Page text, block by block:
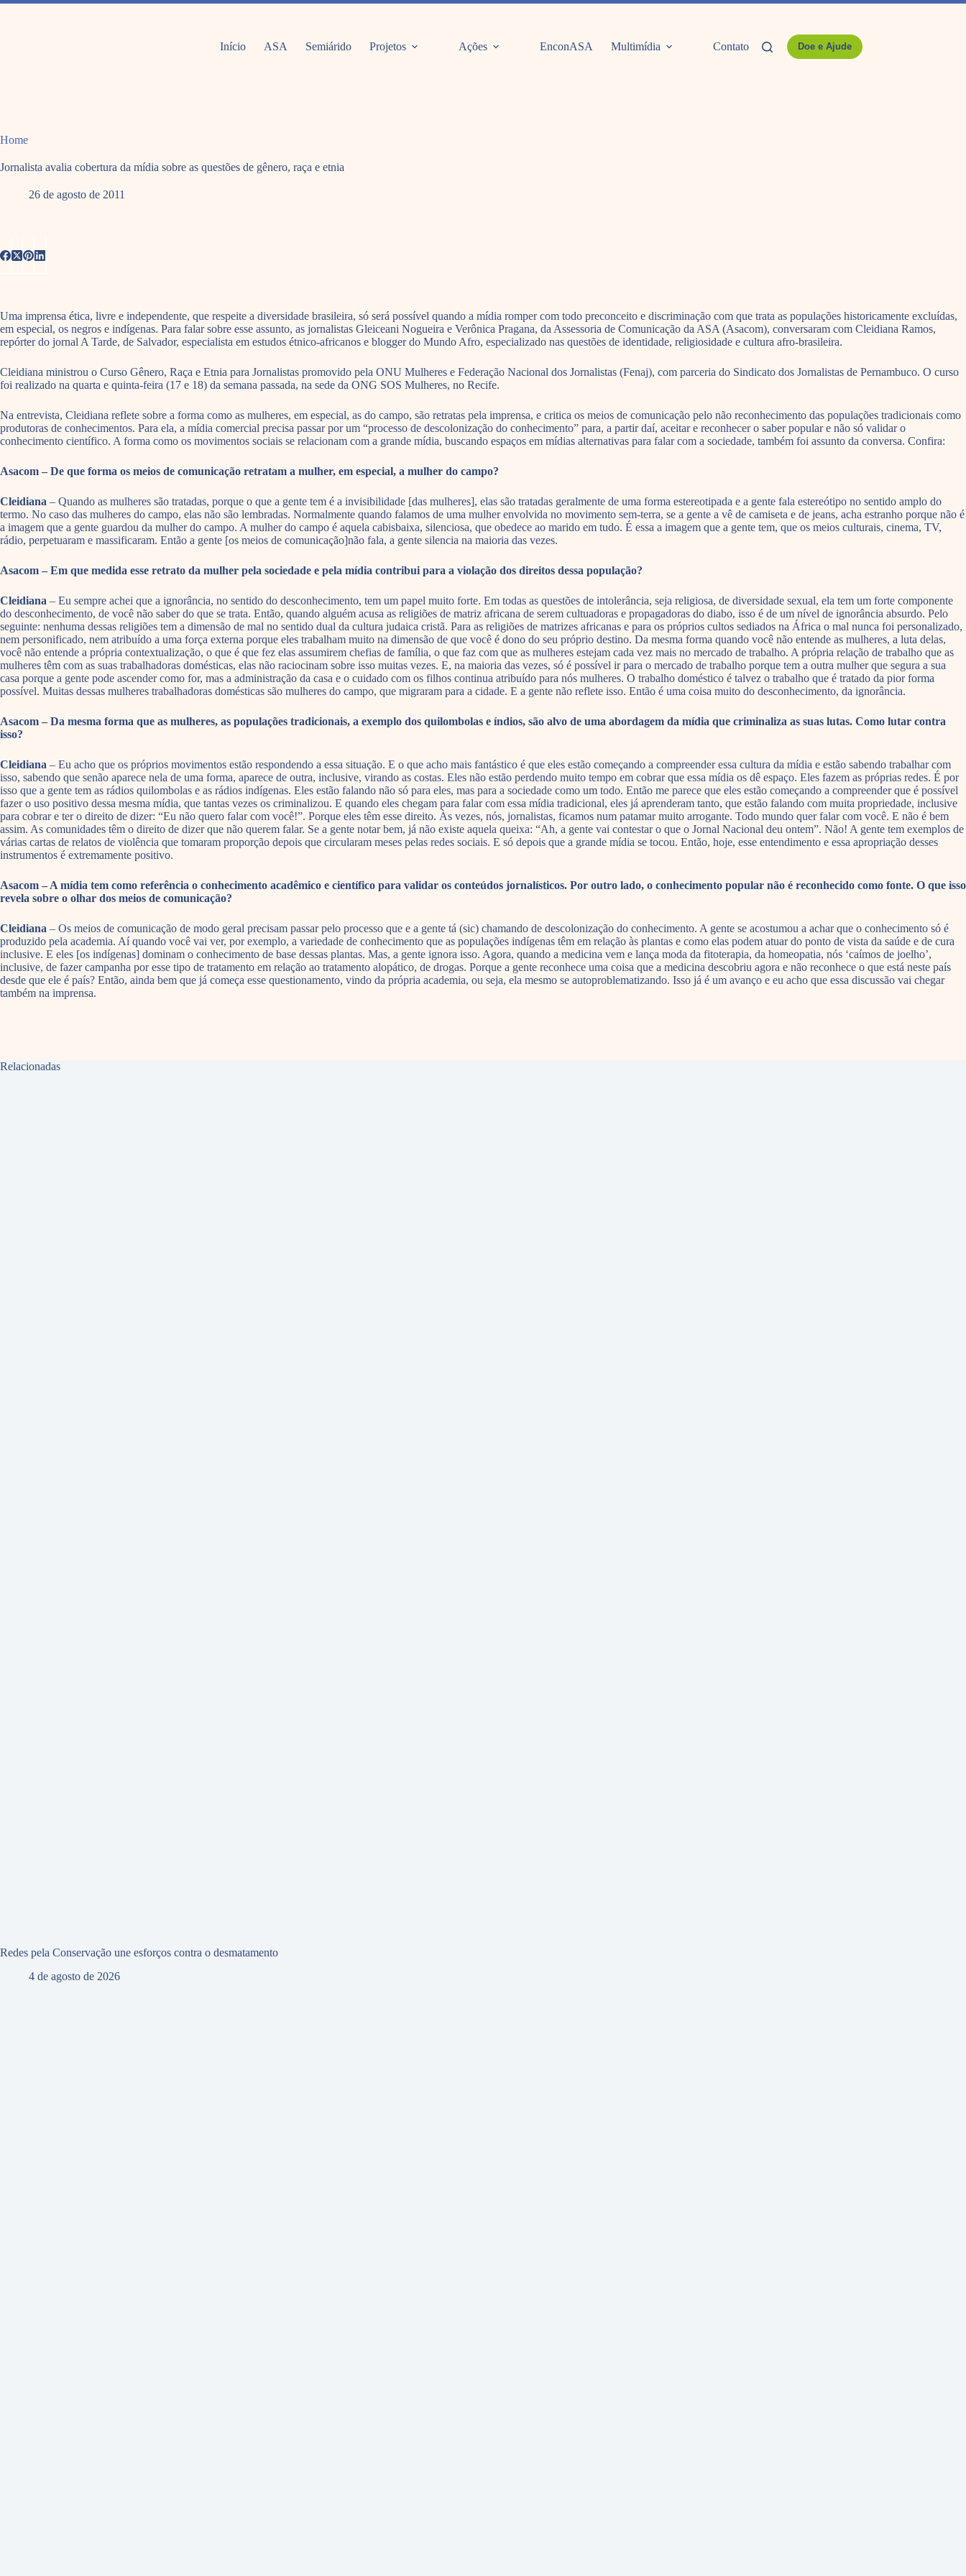
Pular
Início ASA Semiárido Projetos Ações EnconASA Multimídia Contato Doe e Ajude
Home
Jornalista avalia cobertura da mídia sobre as questões de gênero, raça e etnia
26 de agosto de 2011
Uma imprensa ética, livre e independente, que respeite a diversidade brasileira, só será possível quando a mídia romper com todo preconceito e discriminação com que trata as populações historicamente excluídas,
em especial, os negros e indígenas. Para falar sobre esse assunto, as jornalistas Gleiceani Nogueira e Verônica Pragana, da Assessoria de Comunicação da ASA (Asacom), conversaram com Cleidiana Ramos,
repórter do jornal A Tarde, de Salvador, especialista em estudos étnico-africanos e blogger do Mundo Afro, especializado nas questões de identidade, religiosidade e cultura afro-brasileira.
Cleidiana ministrou o Curso Gênero, Raça e Etnia para Jornalistas promovido pela ONU Mulheres e Federação Nacional dos Jornalistas (Fenaj), com parceria do Sindicato dos Jornalistas de Pernambuco. O curso
foi realizado na quarta e quinta-feira (17 e 18) da semana passada, na sede da ONG SOS Mulheres, no Recife.
Na entrevista, Cleidiana reflete sobre a forma como as mulheres, em especial, as do campo, são retratas pela imprensa, e critica os meios de comunicação pelo não reconhecimento das populações tradicionais como
produtoras de conhecimentos. Para ela, a mídia comercial precisa passar por um “processo de descolonização do conhecimento” para, a partir daí, aceitar e reconhecer o saber popular e não só validar o
conhecimento científico. A forma como os movimentos sociais se relacionam com a grande mídia, buscando espaços em mídias alternativas para falar com a sociedade, também foi assunto da conversa. Confira:
Asacom – De que forma os meios de comunicação retratam a mulher, em especial, a mulher do campo?
Cleidiana – Quando as mulheres são tratadas, porque o que a gente tem é a invisibilidade [das mulheres], elas são tratadas geralmente de uma forma estereotipada e a gente fala estereótipo no sentido amplo do
termo. No caso das mulheres do campo, elas não são lembradas. Normalmente quando falamos de uma mulher envolvida no movimento sem-terra, se a gente a vê de camiseta e de jeans, acha estranho porque não é
a imagem que a gente guardou da mulher do campo. A mulher do campo é aquela cabisbaixa, silenciosa, que obedece ao marido em tudo. É essa a imagem que a gente tem, que os meios culturais, cinema, TV,
rádio, perpetuaram e massificaram. Então a gente [os meios de comunicação]não fala, a gente silencia na maioria das vezes.
Asacom – Em que medida esse retrato da mulher pela sociedade e pela mídia contribui para a violação dos direitos dessa população?
Cleidiana – Eu sempre achei que a ignorância, no sentido do desconhecimento, tem um papel muito forte. Em todas as questões de intolerância, seja religiosa, de diversidade sexual, ela tem um forte componente
do desconhecimento, de você não saber do que se trata. Então, quando alguém acusa as religiões de matriz africana de serem cultuadoras e propagadoras do diabo, isso é de um nível de ignorância absurdo. Pelo
seguinte: nenhuma dessas religiões tem a dimensão de mal no sentido dual da cultura judaica cristã. Para as religiões de matrizes africanas e para os próprios cultos sediados na África o mal nunca foi personalizado,
nem personificado, nem atribuído a uma força externa porque eles trabalham muito na dimensão de que você é dono do seu próprio destino. Da mesma forma quando você não entende as mulheres, a luta delas,
você não entende a própria contextualização, o que é que fez elas assumirem chefias de família, o que faz com que as mulheres estejam cada vez mais no mercado de trabalho. A própria relação de trabalho que as
mulheres têm com as suas trabalhadoras domésticas, elas não raciocinam sobre isso muitas vezes. E, na maioria das vezes, só é possível ir para o mercado de trabalho porque tem a outra mulher que segura a sua
casa porque a gente pode ascender como for, mas a administração da casa e o cuidado com os filhos continua atribuído para nós mulheres. O trabalho doméstico é talvez o trabalho que é tratado da pior forma
possível. Muitas dessas mulheres trabalhadoras domésticas são mulheres do campo, que migraram para a cidade. E a gente não reflete isso. Então é uma coisa muito do desconhecimento, da ignorância.
Asacom – Da mesma forma que as mulheres, as populações tradicionais, a exemplo dos quilombolas e índios, são alvo de uma abordagem da mídia que criminaliza as suas lutas. Como lutar contra
isso?
Cleidiana – Eu acho que os próprios movimentos estão respondendo a essa situação. E o que acho mais fantástico é que eles estão começando a compreender essa cultura da mídia e estão sabendo trabalhar com
isso, sabendo que senão aparece nela de uma forma, aparece de outra, inclusive, virando as costas. Eles não estão perdendo muito tempo em cobrar que essa mídia os dê espaço. Eles fazem as próprias redes. É por
isso que a gente tem as rádios quilombolas e as rádios indígenas. Eles estão falando não só para eles, mas para a sociedade como um todo. Então me parece que eles estão começando a compreender que é possível
fazer o uso positivo dessa mesma mídia, que tantas vezes os criminalizou. E quando eles chegam para falar com essa mídia tradicional, eles já aprenderam tanto, que estão falando com muita propriedade, inclusive
para cobrar e ter o direito de dizer: “Eu não quero falar com você!”. Porque eles têm esse direito. Às vezes, nós, jornalistas, ficamos num patamar muito arrogante. Todo mundo quer falar com você. E não é bem
assim. As comunidades têm o direito de dizer que não querem falar. Se a gente notar bem, já não existe aquela queixa: “Ah, a gente vai contestar o que o Jornal Nacional deu ontem”. Não! A gente tem exemplos de
várias cartas de relatos de violência que tomaram proporção depois que circularam meses pelas redes sociais. E só depois que a grande mídia se tocou. Então, hoje, esse entendimento e essa apropriação desses
instrumentos é extremamente positivo.
Asacom – A mídia tem como referência o conhecimento acadêmico e científico para validar os conteúdos jornalísticos. Por outro lado, o conhecimento popular não é reconhecido como fonte. O que isso
revela sobre o olhar dos meios de comunicação?
Cleidiana – Os meios de comunicação de modo geral precisam passar pelo processo que e a gente tá (sic) chamando de descolonização do conhecimento. A gente se acostumou a achar que o conhecimento só é
produzido pela academia. Aí quando você vai ver, por exemplo, a variedade de conhecimento que as populações indígenas têm em relação às plantas e como elas podem atuar do ponto de vista da saúde e de cura
inclusive. E eles [os indígenas] dominam o conhecimento de base dessas plantas. Mas, a gente ignora isso. Agora, quando a medicina vem e lança moda da fitoterapia, da homeopatia, nós ‘caímos de joelho’,
inclusive, de fazer campanha por esse tipo de tratamento em relação ao tratamento alopático, de drogas. Porque a gente reconhece uma coisa que a medicina descobriu agora e não reconhece o que está neste país
desde que ele é país? Então, ainda bem que já começa esse questionamento, vindo da própria academia, ou seja, ela mesmo se autoproblematizando. Isso já é um avanço e eu acho que essa discussão vai chegar
também na imprensa.
Relacionadas
Redes pela Conservação une esforços contra o desmatamento
4 de agosto de 2026